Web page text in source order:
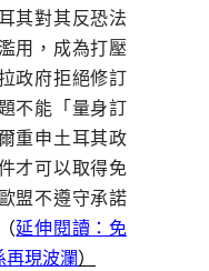
其對其反恐法
用，成為打壓
政府拒絕修訂
不能「量身訂
重申土耳其政
才可以取得免
盟不遵守承諾
（延伸閱讀： 免
現波瀾）